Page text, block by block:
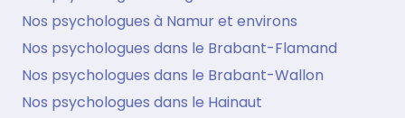
Nos psychologues à Namur et environs
Nos psychologues dans le Brabant-Flamand
Nos psychologues dans le Brabant-Wallon
Nos psychologues dans le Hainaut